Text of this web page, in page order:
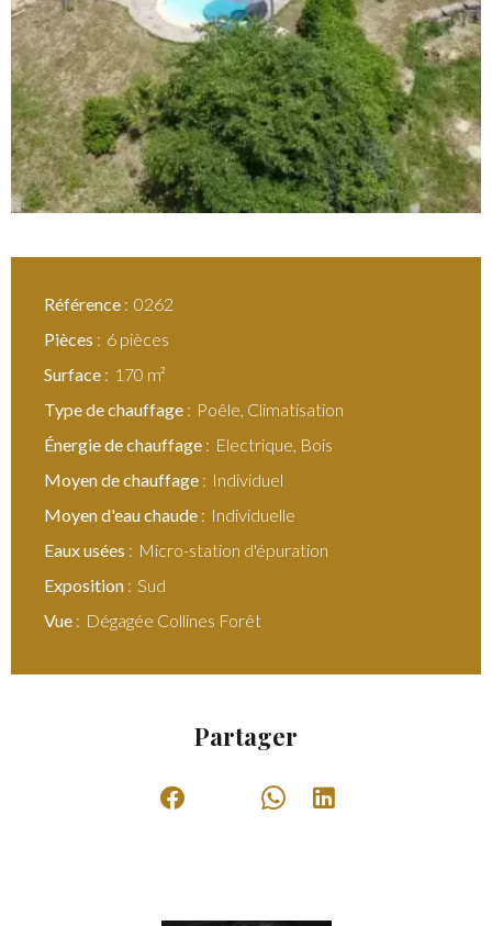
Référence
0262
Pièces
6 pièces
Surface
170 m²
Type de chauffage
Poêle, Climatisation
Énergie de chauffage
Electrique, Bois
Moyen de chauffage
Individuel
Moyen d'eau chaude
Individuelle
Eaux usées
Micro-station d'épuration
Exposition
Sud
Vue
Dégagée Collines Forêt
Partager